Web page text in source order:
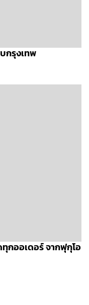
กรุงเทพ
กออเดอร์ จากฟุกุโอ